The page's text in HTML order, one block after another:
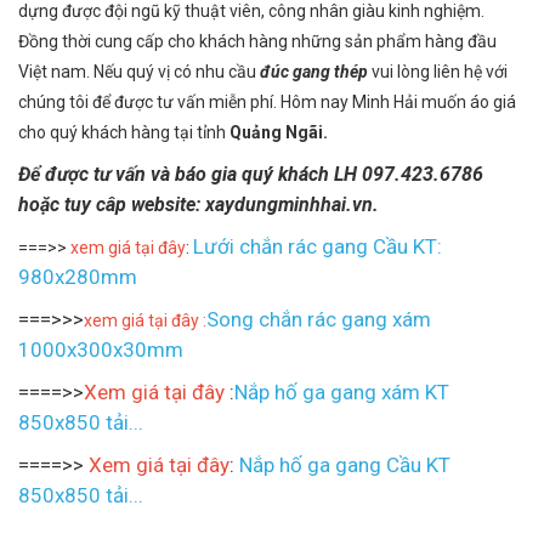
dựng được đội ngũ kỹ thuật viên, công nhân giàu kinh nghiệm.
Đồng thời cung cấp cho khách hàng những sản phẩm hàng đầu
Việt nam. Nếu quý vị có nhu cầu đúc gang thépvui lòng liên hệ với
chúng tôi để được tư vấn miễn phí. Hôm nay Minh Hải muốn áo giá
cho quý khách hàng tại tỉnh Quảng Ngãi.
Để được tư vấn và báo gia quý khách LH 097.423.6786
hoặc tuy câp website: xaydungminhhai.vn.
===>> xem giá tại đây: Lưới chắn rác gang Cầu KT:
980x280mm
===>>>xem giá tại đây :Song chắn rác gang xám
1000x300x30mm
====>>Xem giá tại đây :Nắp hố ga gang xám KT
850x850 tải...
====>> Xem giá tại đây: Nắp hố ga gang Cầu KT
850x850 tải...